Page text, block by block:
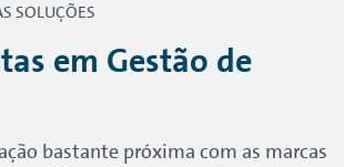
SOLUÇÕES
em Gestão de
bastante próxima com as marcas